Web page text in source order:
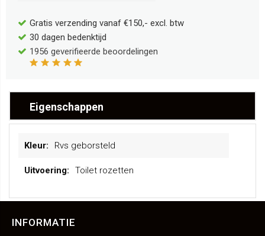
Gratis verzending vanaf €150,- excl. btw
30 dagen bedenktijd
1956 geverifieerde beoordelingen
Eigenschappen
Rvs geborsteld
Toilet rozetten
INFORMATIE